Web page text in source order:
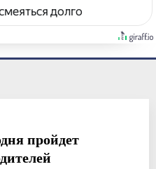
долго
пройдет